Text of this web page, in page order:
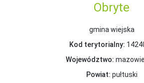
Obryte
gmina wiejska
Kod terytorialny:
Województwo:
Powiat: pułtuski